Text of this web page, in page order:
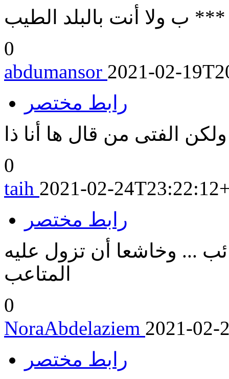
*** ب ولا أنت بالبلد الطيب
0
abdumansor 2021-02-
رابط مختصر
الفتى من قال ها أنا ذا
0
taih 2021-02-
رابط مختصر
... وخاشعا أن تزول عليه
المتاعب
0
NoraAbdelaziem 2021-02-
رابط مختصر